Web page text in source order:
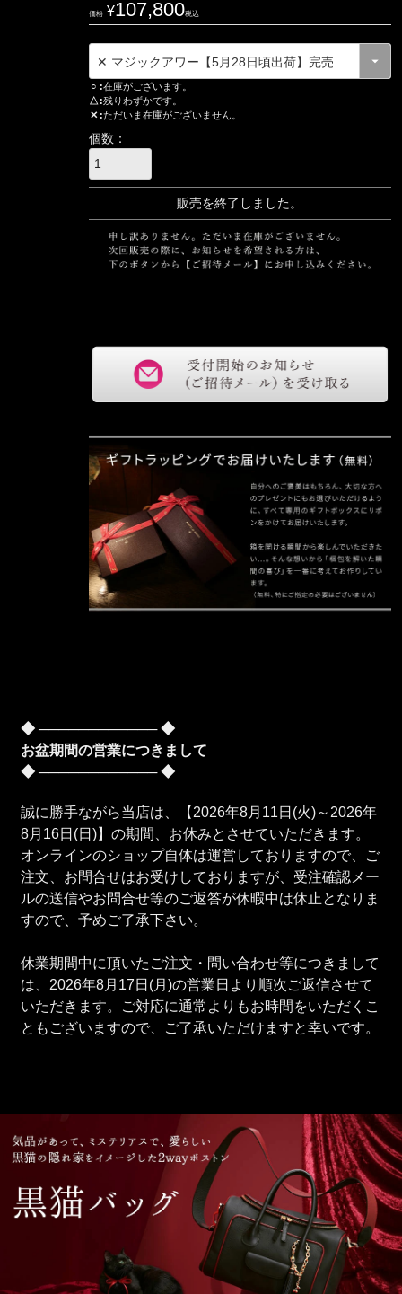
価格 ¥107,800税込
○
在庫がございます。
△ 残りわずかです。
✕ ただいま在庫がございません。
販売を終了しました。
◆ ──────────── ◆
お盆期間の営業につきまして
◆ ──────────── ◆
誠に勝手ながら当店は、【2026年8月11日(火)～2026年
8月16日(日)】の期間、お休みとさせていただきます。
オンラインのショップ自体は運営しておりますので、ご
注文、お問合せはお受けしておりますが、受注確認メー
ルの送信やお問合せ等のご返答が休暇中は休止となりま
すので、予めご了承下さい。
休業期間中に頂いたご注文・問い合わせ等につきまして
は、2026年8月17日(月)の営業日より順次ご返信させて
いただきます。ご対応に通常よりもお時間をいただくこ
ともございますので、ご了承いただけますと幸いです。